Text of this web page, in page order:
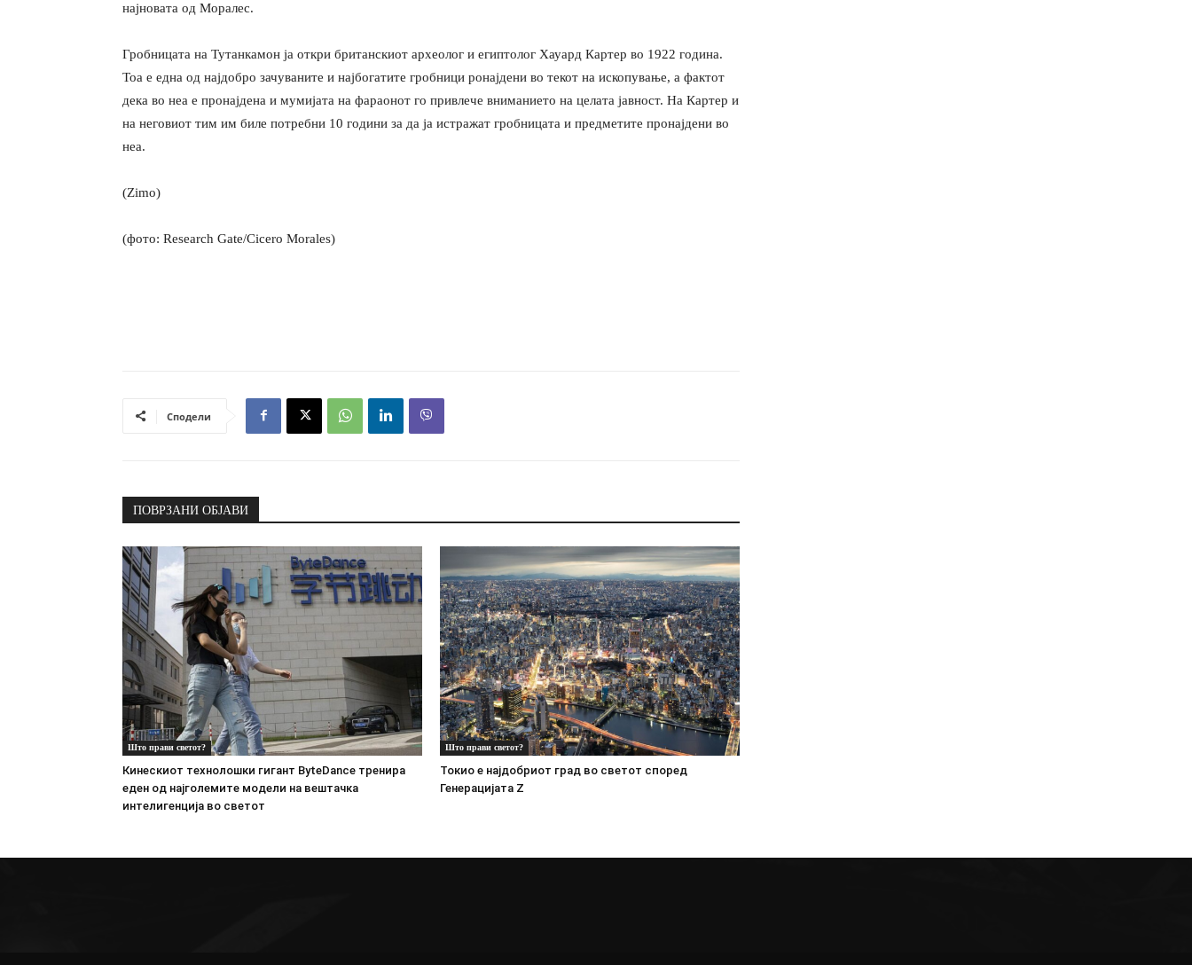
најновата од Моралес.
Гробницата на Тутанкамон ја откри британскиот археолог и египтолог Хауард Картер во 1922 година.
Тоа е една од најдобро зачуваните и најбогатите гробници ронајдени во текот на ископување, а фактот
дека во неа е пронајдена и мумијата на фараонот го привлече вниманието на целата јавност. На Картер и
на неговиот тим им биле потребни 10 години за да ја истражат гробницата и предметите пронајдени во
неа.
(Zimo)
(фото: Research Gate/Cicero Morales)
Сподели
ПОВРЗАНИ ОБЈАВИ
Што прави светот?
Кинескиот технолошки гигант ByteDance тренира
еден од најголемите модели на вештачка
интелигенција во светот
Што прави светот?
Токио е најдобриот град во светот според
Генерацијата Z